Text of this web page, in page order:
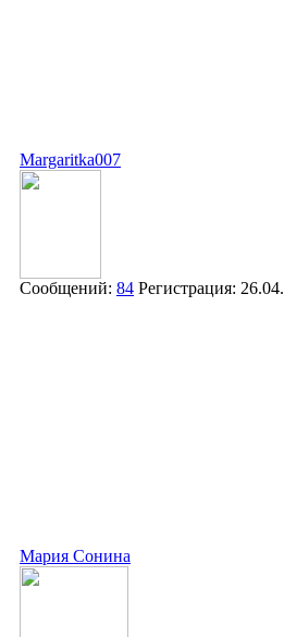
Margaritka007
Сообщений: 84 Регистрация:
Мария Сонина